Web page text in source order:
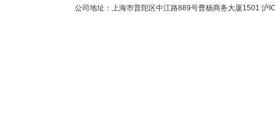
公司地址：上海市普陀区中江路889号曹杨商务大厦1501 沪